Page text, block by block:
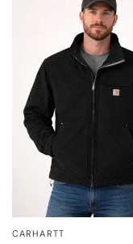
OCCHIATA VELOCE
CARHARTT